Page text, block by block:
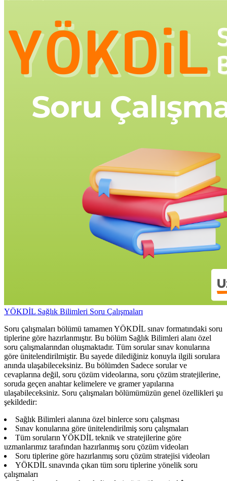
YÖKDİL Sağlık Bilimleri Soru Çalışmaları
Soru çalışmaları bölümü tamamen YÖKDİL sınav formatındaki soru
tiplerine göre hazırlanmıştır. Bu bölüm Sağlık Bilimleri alanı özel
soru çalışmalarından oluşmaktadır. Tüm sorular sınav konularına
göre ünitelendirilmiştir. Bu sayede dilediğiniz konuyla ilgili sorulara
anında ulaşabileceksiniz. Bu bölümden Sadece sorular ve
cevaplarına değil, soru çözüm videolarına, soru çözüm stratejilerine,
soruda geçen anahtar kelimelere ve gramer yapılarına
ulaşabileceksiniz. Soru çalışmaları bölümümüzün genel özellikleri şu
şekildedir:
Sağlık Bilimleri alanına özel binlerce soru çalışması
Sınav konularına göre ünitelendirilmiş soru çalışmaları
Tüm soruların YÖKDİL teknik ve stratejilerine göre
uzmanlarımız tarafından hazırlanmış soru çözüm videoları
Soru tiplerine göre hazırlanmış soru çözüm stratejisi videoları
YÖKDİL sınavında çıkan tüm soru tiplerine yönelik soru
çalışmaları